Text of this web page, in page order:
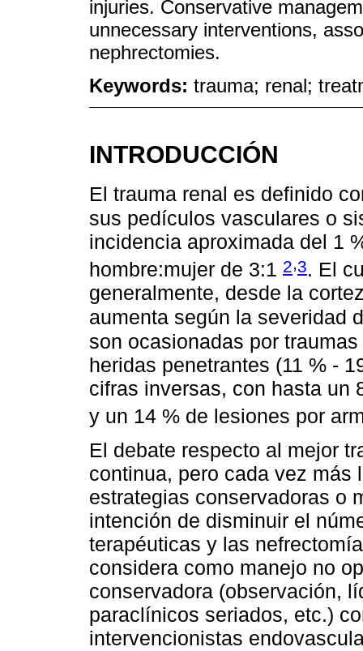
injuries. Conservative
unnecessary interventions,
nephrectomies.
Keywords: trauma; renal;
INTRODUCCIÓN
El trauma renal es definido
sus pedículos vasculares o
incidencia aproximada del 1
hombre:mujer de 3:1 2,3. El
generalmente, desde la
aumenta según la severidad
son ocasionadas por
heridas penetrantes (11 % -
cifras inversas, con hasta un
y un 14 % de lesiones por
El debate respecto al mejor
continua, pero cada vez más
estrategias conservadoras o
intención de disminuir el
terapéuticas y las
considera como manejo no
conservadora (observación,
paraclínicos seriados, etc.)
intervencionistas